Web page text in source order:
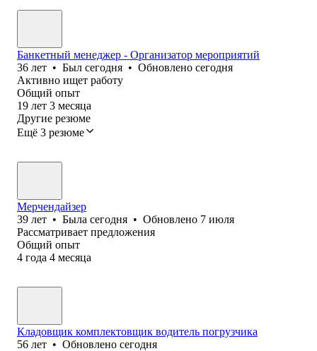
Банкетный менеджер - Организатор мероприятий
36 лет • Был сегодня • Обновлено сегодня
Активно ищет работу
Общий опыт
19 лет 3 месяца
Другие резюме
Ещё 3 резюме
Мерчендайзер
39 лет • Была сегодня • Обновлено 7 июля
Рассматривает предложения
Общий опыт
4 года 4 месяца
Кладовщик комплектовщик водитель погрузчика
56 лет • Обновлено сегодня